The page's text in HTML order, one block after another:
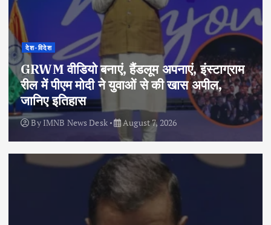
देश-विदेश
GRWM वीडियो बनाएं, हैंडलूम अपनाएं, इंस्टाग्राम
रील में पीएम मोदी ने युवाओं से की खास अपील,
जानिए इतिहास
By IMNB News Desk August 7, 2026